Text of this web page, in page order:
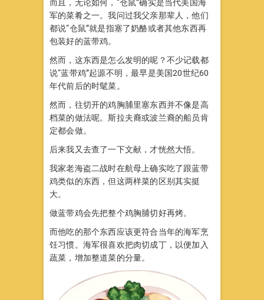
而且，无论如何，“仓鼠”确实是当代美国海
军的菜肴之一。我问过我父亲那辈人，他们
都说“仓鼠”就是指塞了奶酪或者其他东西再
包装好的蓝带鸡。
然而，这东西是怎么发明的呢？不少记载都
说“蓝带鸡”起源不明，最早是美国20世纪60
年代前后的时髦菜。
然而，往切开的鸡胸脯里塞东西并不像是高
档菜的做法呢。斯拉夫裔或波兰裔的船员肯
定都会做。
后来我又去查了一下文献，才恍然大悟。
我家老海盗二战时在航母上确实吃了跟蓝带
鸡类似的东西，但这两样菜的区别其实挺
大。
做蓝带鸡会先把整个鸡胸脯切好再烤。
而他吃的那个东西应该更符合当年的海军烹
饪习惯。海军很喜欢把肉切成丁，以便加入
蔬菜，增加整道菜的分量。